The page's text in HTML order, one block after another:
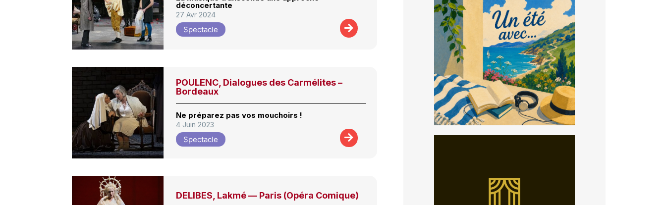
déconcertante
27 Avr 2024
Spectacle
POULENC, Dialogues des Carmélites –
Bordeaux
Ne préparez pas vos mouchoirs !
4 Juin 2023
Spectacle
DELIBES, Lakmé — Paris (Opéra Comique)